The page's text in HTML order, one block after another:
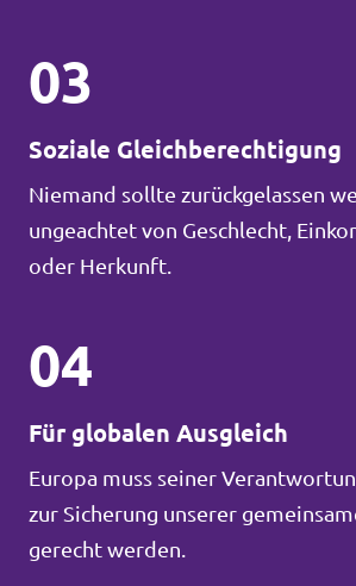
03
Soziale Gleichberechtigung
Niemand sollte zurückgelassen
ungeachtet von Geschlecht,
oder Herkunft.
04
Für globalen Ausgleich
Europa muss seiner
zur Sicherung unserer
gerecht werden.